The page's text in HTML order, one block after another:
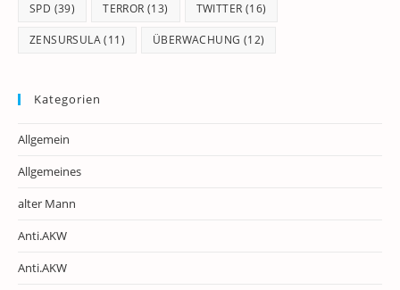
SPD (39) TERROR (13) TWITTER (16)
ZENSURSULA(11) ÜBERWACHUNG (12)
Kategorien
Allgemein
Allgemeines
alter Mann
Anti.AKW
Anti.AKW